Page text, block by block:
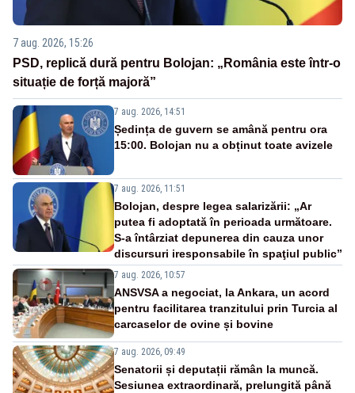
7 aug. 2026, 15:26
PSD, replică dură pentru Bolojan: „România este într-o
situație de forță majoră”
7 aug. 2026, 14:51
Ședința de guvern se amână pentru ora
15:00. Bolojan nu a obținut toate avizele
7 aug. 2026, 11:51
Bolojan, despre legea salarizării: „Ar
putea fi adoptată în perioada următoare.
S-a întârziat depunerea din cauza unor
discursuri iresponsabile în spaţiul public”
7 aug. 2026, 10:57
ANSVSA a negociat, la Ankara, un acord
pentru facilitarea tranzitului prin Turcia al
carcaselor de ovine și bovine
7 aug. 2026, 09:49
Senatorii și deputații rămân la muncă.
Sesiunea extraordinară, prelungită până